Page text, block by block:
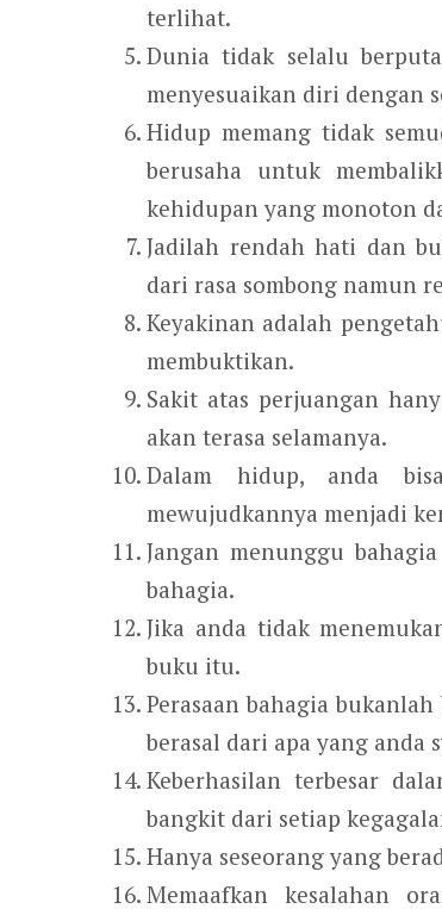
terlihat.
Dunia tidak selalu
menyesuaikan diri dengan
Hidup memang tidak
berusaha untuk
kehidupan yang monoton
Jadilah rendah hati dan
dari rasa sombong namun
Keyakinan adalah
membuktikan.
Sakit atas perjuangan
akan terasa selamanya.
Dalam hidup, anda
mewujudkannya menjadi
Jangan menunggu
bahagia.
Jika anda tidak
buku itu.
Perasaan bahagia
berasal dari apa yang anda
Keberhasilan terbesar
bangkit dari setiap
Hanya seseorang yang
Memaafkan kesalahan